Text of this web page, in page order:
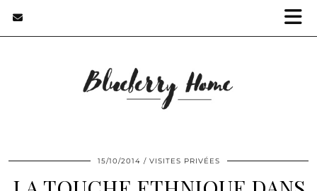
15/10/2014 VISITES PRIVÉES